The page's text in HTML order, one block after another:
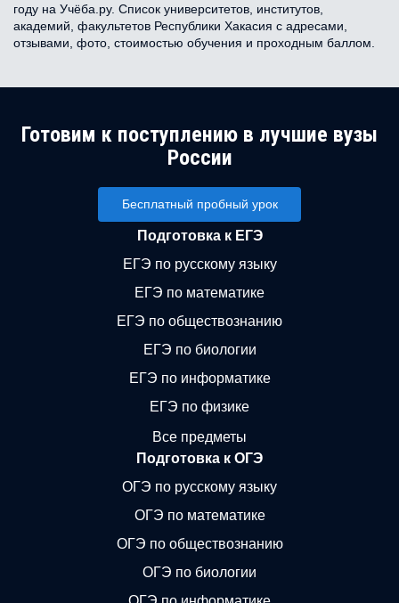
году на Учёба.ру. Список университетов, институтов,
академий, факультетов Республики Хакасия с адресами,
отзывами, фото, стоимостью обучения и проходным баллом.
Готовим к поступлению в лучшие вузы
России
Бесплатный пробный урок
Подготовка к ЕГЭ
ЕГЭ по русскому языку
ЕГЭ по математике
ЕГЭ по обществознанию
ЕГЭ по биологии
ЕГЭ по информатике
ЕГЭ по физике
Все предметы
Подготовка к ОГЭ
ОГЭ по русскому языку
ОГЭ по математике
ОГЭ по обществознанию
ОГЭ по биологии